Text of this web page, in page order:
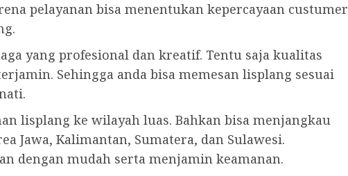
pelayanan bisa menentukan kepercayaan custumer
yang profesional dan kreatif. Tentu saja kualitas
Sehingga anda bisa memesan lisplang sesuai
lisplang ke wilayah luas. Bahkan bisa menjangkau
Jawa, Kalimantan, Sumatera, dan Sulawesi.
dengan mudah serta menjamin keamanan.